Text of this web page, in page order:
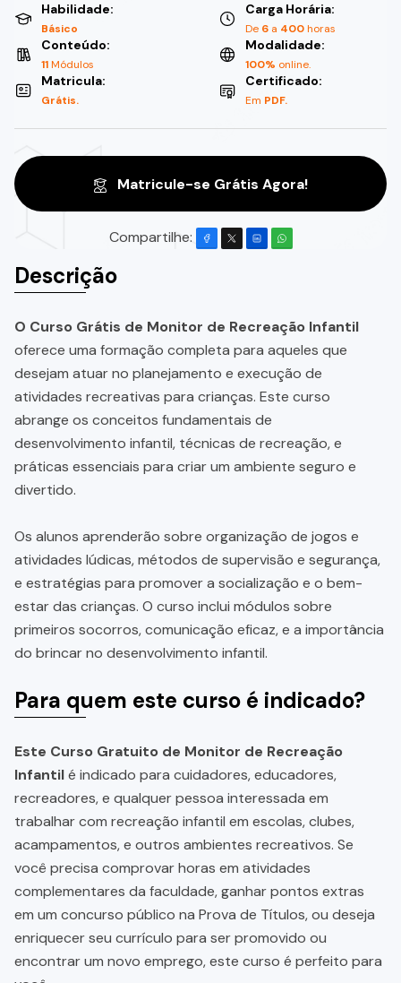
Habilidade:
Básico
Carga Horária:
De 6 a 400horas
Conteúdo:
11Módulos
Modalidade:
100% online.
Matricula:
Grátis.
Certificado:
Em PDF.
Matricule-se Grátis Agora!
Compartilhe:
Descrição
O Curso Grátis de Monitor de Recreação Infantil
oferece uma formação completa para aqueles que
desejam atuar no planejamento e execução de
atividades recreativas para crianças. Este curso
abrange os conceitos fundamentais de
desenvolvimento infantil, técnicas de recreação, e
práticas essenciais para criar um ambiente seguro e
divertido.
Os alunos aprenderão sobre organização de jogos e
atividades lúdicas, métodos de supervisão e segurança,
e estratégias para promover a socialização e o bem-
estar das crianças. O curso inclui módulos sobre
primeiros socorros, comunicação eficaz, e a importância
do brincar no desenvolvimento infantil.
Para quem este curso é indicado?
Este Curso Gratuito de Monitor de Recreação
Infantilé indicado para cuidadores, educadores,
recreadores, e qualquer pessoa interessada em
trabalhar com recreação infantil em escolas, clubes,
acampamentos, e outros ambientes recreativos. Se
você precisa comprovar horas em atividades
complementares da faculdade, ganhar pontos extras
em um concurso público na Prova de Títulos, ou deseja
enriquecer seu currículo para ser promovido ou
encontrar um novo emprego, este curso é perfeito para